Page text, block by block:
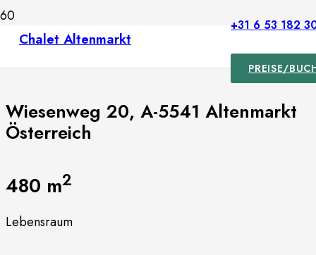
Chalet Altenmarkt
+31 6 53 182
PREISE/
Das Chalet
Wiesenweg 20, A-5541 Altenmarkt
Österreich
480 m2
Lebensraum